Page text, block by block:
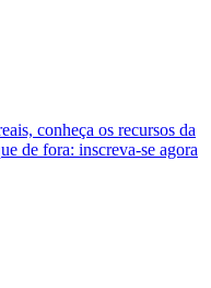
conheça os recursos da
de fora: inscreva-se agora